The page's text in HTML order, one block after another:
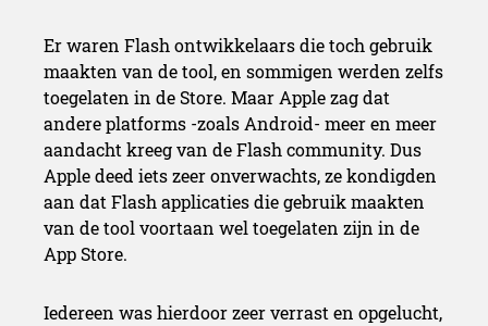
Er waren Flash ontwikkelaars die toch gebruik
maakten van de tool, en sommigen werden zelfs
toegelaten in de Store. Maar Apple zag dat
andere platforms -zoals Android- meer en meer
aandacht kreeg van de Flash community. Dus
Apple deed iets zeer onverwachts, ze kondigden
aan dat Flash applicaties die gebruik maakten
van de tool voortaan wel toegelaten zijn in de
App Store.
Iedereen was hierdoor zeer verrast en opgelucht,